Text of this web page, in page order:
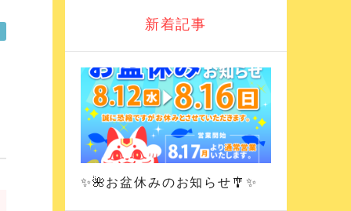
新着記事
✨🌺お盆休みのお知らせ🎐✨